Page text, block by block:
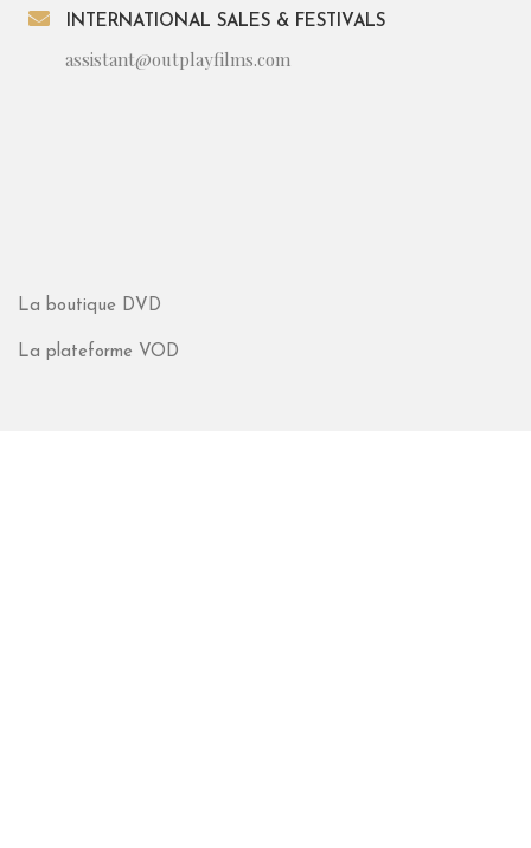
INTERNATIONAL SALES & FESTIVALS
assistant@outplayfilms.com
La boutique DVD
La plateforme VOD